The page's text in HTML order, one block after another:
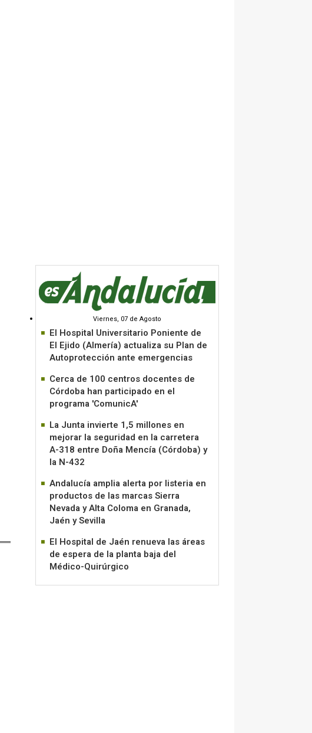
Viernes, 07 de Agosto
El Hospital Universitario Poniente de
El Ejido (Almería) actualiza su Plan de
Autoprotección ante emergencias
Cerca de 100 centros docentes de
Córdoba han participado en el
programa 'ComunicA'
La Junta invierte 1,5 millones en
mejorar la seguridad en la carretera
A-318 entre Doña Mencía (Córdoba) y
la N-432
Andalucía amplia alerta por listeria en
productos de las marcas Sierra
Nevada y Alta Coloma en Granada,
Jaén y Sevilla
El Hospital de Jaén renueva las áreas
de espera de la planta baja del
Médico-Quirúrgico